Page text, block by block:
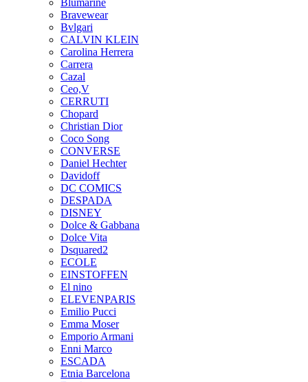
Blumarine
Bravewear
Bvlgari
CALVIN KLEIN
Carolina Herrera
Carrera
Cazal
Ceo,V
CERRUTI
Chopard
Christian Dior
Coco Song
CONVERSE
Daniel Hechter
Davidoff
DC COMICS
DESPADA
DISNEY
Dolce & Gabbana
Dolce Vita
Dsquared2
ECOLE
EINSTOFFEN
El nino
ELEVENPARIS
Emilio Pucci
Emma Moser
Emporio Armani
Enni Marco
ESCADA
Etnia Barcelona